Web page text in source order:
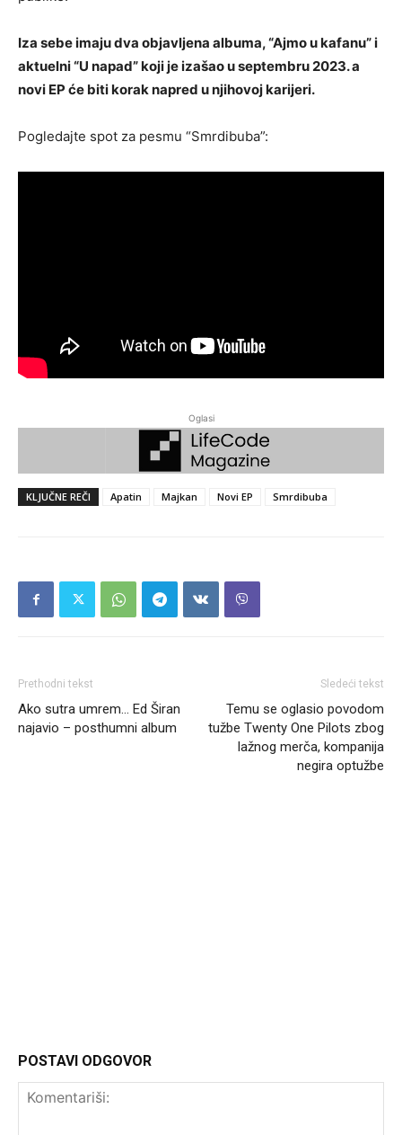
Iza sebe imaju dva objavljena albuma, “Ajmo u kafanu” i
aktuelni “U napad” koji je izašao u septembru 2023. a
novi EP će biti korak napred u njihovoj karijeri.
Pogledajte spot za pesmu “Smrdibuba”:
Oglasi
KLJUČNE REČI Apatin Majkan Novi EP Smrdibuba
Prethodni tekst
Ako sutra umrem… Ed Širan
najavio – posthumni album
Sledeći tekst
Temu se oglasio povodom
tužbe Twenty One Pilots zbog
lažnog merča, kompanija
negira optužbe
POSTAVI ODGOVOR